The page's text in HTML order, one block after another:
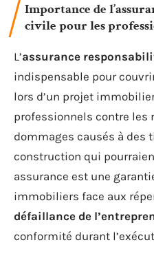
Importance de
civile pour les
L’assurance
indispensable pour
lors d’un projet
professionnels contre les
dommages causés à des
construction qui
assurance est une
immobiliers face aux
défaillance de
conformité durant